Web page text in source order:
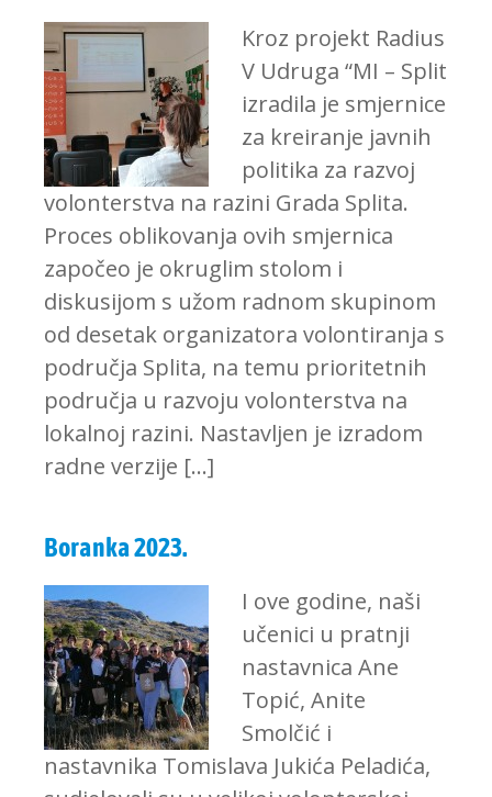
Kroz projekt Radius
V Udruga “MI – Split
izradila je smjernice
za kreiranje javnih
politika za razvoj
volonterstva na razini Grada Splita.
Proces oblikovanja ovih smjernica
započeo je okruglim stolom i
diskusijom s užom radnom skupinom
od desetak organizatora volontiranja s
područja Splita, na temu prioritetnih
područja u razvoju volonterstva na
lokalnoj razini. Nastavljen je izradom
radne verzije […]
Boranka 2023.
I ove godine, naši
učenici u pratnji
nastavnica Ane
Topić, Anite
Smolčić i
nastavnika Tomislava Jukića Peladića,